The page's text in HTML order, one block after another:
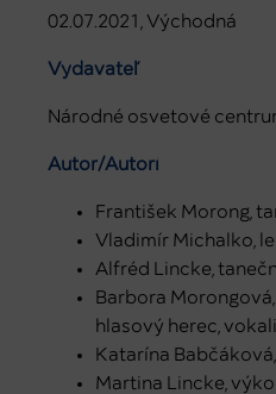
02.07.2021, Východná
Vydavateľ
Národné osvetové
Autor/Autori
František Morong,
Vladimír Michalko,
Alfréd Lincke,
Barbora
hlasový herec,
Katarína
Martina Lincke,